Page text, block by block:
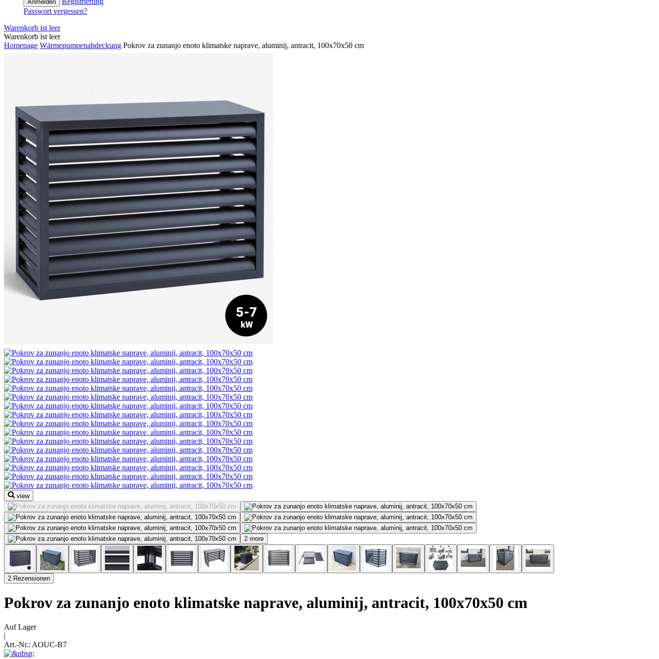
Anmelden
Passwort vergessen?
Warenkorb ist leer
Warenkorb ist leer
Homepage Wärmepumpenabdeckung Pokrov za zunanjo enoto klimatske naprave, aluminij, antracit, 100x70x50 cm
view
2 more
2 Rezensionen
Pokrov za zunanjo enoto klimatske naprave, aluminij, antracit, 100x70x50 cm
Auf Lager
|
Art.-Nr.: AOUC-B7